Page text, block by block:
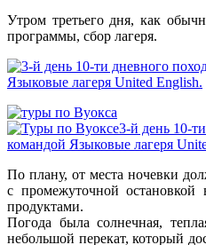
Утром третьего дня, как
программы, сбор лагеря.
По плану, от места ночевки
с промежуточной
продуктами.
Погода была солнечная,
небольшой перекат, который